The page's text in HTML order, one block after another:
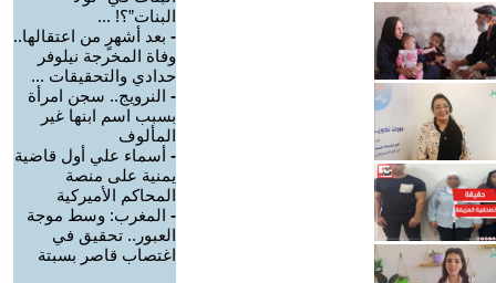
البنات”؟! ...
- بعد أشهرٍ من اعتقالها..
وفاة المخرجة نيلوفر
حدادي والتحقيقات ...
- النرويج.. سجن امرأة
بسبب اسم ابنها غير
المألوف
- أسماء علي أول قاضية
يمنية على منصة
المحاكم الأميركية
- المغرب: وسط موجة
العبور.. تحقيق في
اغتصاب قاصر بسبتة